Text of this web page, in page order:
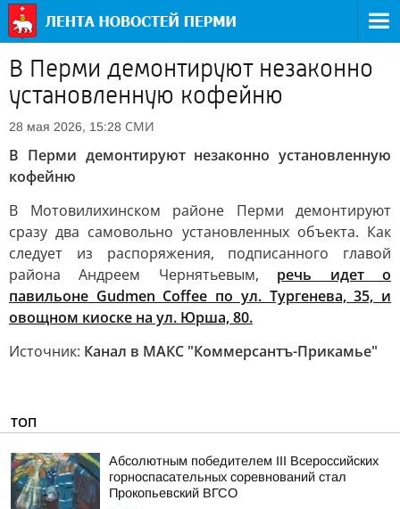
В Перми демонтируют незаконно
установленную кофейню
28 мая 2026, 15:28 СМИ
В Перми демонтируют незаконно установленную
кофейню
В Мотовилихинском районе Перми демонтируют
сразу два самовольно установленных объекта. Как
следует из распоряжения, подписанного главой
района Андреем Чернятьевым, речь идет о
павильоне Gudmen Coffee по ул. Тургенева, 35, и
овощном киоске на ул. Юрша, 80.
Источник: Канал в МАКС "Коммерсантъ-Прикамье"
ТОП
Абсолютным победителем III Всероссийских
горноспасательных соревнований стал
Прокопьевский ВГСО